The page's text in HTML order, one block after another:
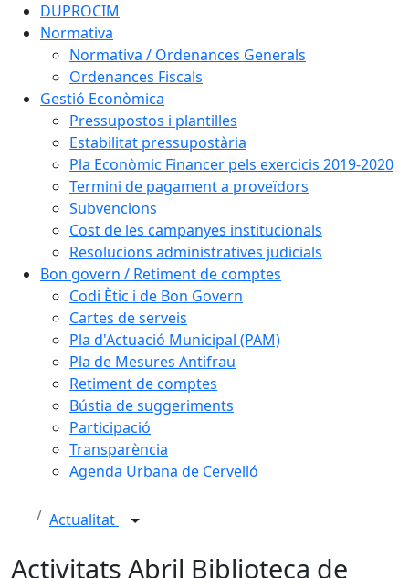
DUPROCIM
Normativa
Normativa / Ordenances Generals
Ordenances Fiscals
Gestió Econòmica
Pressupostos i plantilles
Estabilitat pressupostària
Pla Econòmic Financer pels exercicis 2019-2020
Termini de pagament a proveïdors
Subvencions
Cost de les campanyes institucionals
Resolucions administratives judicials
Bon govern / Retiment de comptes
Codi Ètic i de Bon Govern
Cartes de serveis
Pla d'Actuació Municipal (PAM)
Pla de Mesures Antifrau
Retiment de comptes
Bústia de suggeriments
Participació
Transparència
Agenda Urbana de Cervelló
Actualitat
Activitats Abril Biblioteca de